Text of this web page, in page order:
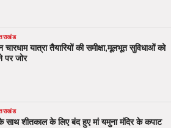
चारधाम यात्रा तैयारियों की समीक्षा,मूलभूत सुविधाओं को
पर जोर
साथ शीतकाल के लिए बंद हुए मां यमुना मंदिर के कपाट